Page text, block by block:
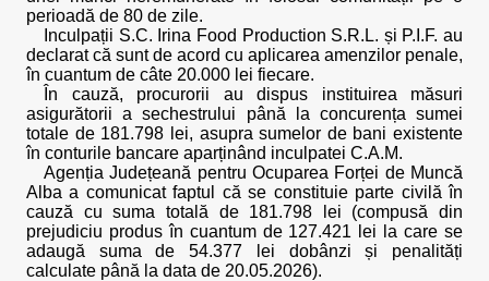
perioadă de 80 de zile.
Inculpații S.C. Irina Food Production S.R.L. și P.I.F. au
declarat că sunt de acord cu aplicarea amenzilor penale,
în cuantum de câte 20.000 lei fiecare.
În cauză, procurorii au dispus instituirea măsuri
asigurătorii a sechestrului până la concurența sumei
totale de 181.798 lei, asupra sumelor de bani existente
în conturile bancare aparținând inculpatei C.A.M.
Agenția Județeană pentru Ocuparea Forței de Muncă
Alba a comunicat faptul că se constituie parte civilă în
cauză cu suma totală de 181.798 lei (compusă din
prejudiciu produs în cuantum de 127.421 lei la care se
adaugă suma de 54.377 lei dobânzi și penalități
calculate până la data de 20.05.2026).